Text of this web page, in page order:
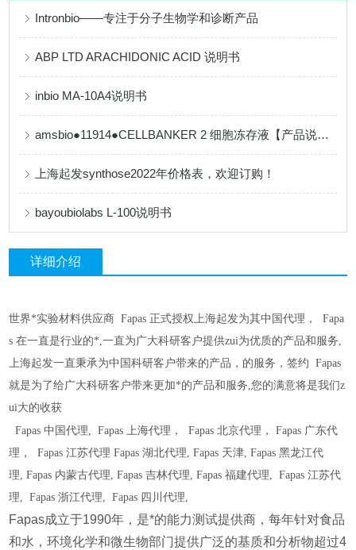
Intronbio——专注于分子生物学和诊断产品
ABP LTD ARACHIDONIC ACID 说明书
inbio MA-10A4说明书
amsbio●11914●CELLBANKER 2 细胞冻存液【产品说明书】
上海起发synthose2022年价格表，欢迎订购！
bayoubiolabs L-100说明书
详细介绍
世界*实验材料供应商 Fapas 正式授权上海起发为其中国代理，
Fapa
s在一直是行业的*,一直为广大科研客户提供zui为优质的产品和服务,
上海起发一直秉承为中国科研客户带来的产品，的服务，签约 Fapas
就是为了给广大科研客户带来更加*的产品和服务,您的满意将是我们z
ui大的收获
Fapas中国代理, Fapas上海代理， Fapas北京代理， Fapas 广东代
理，
Fapas江苏代理 Fapas湖北代理, Fapas 天津, Fapas黑龙江代
理, Fapas 内蒙古代理, Fapas吉林代理, Fapas福建代理, Fapas江苏代
理, Fapas浙江代理, Fapas 四川代理,
Fapas成立于1990年，是*的能力测试提供商，每年针对食品
和水，环境化学和微生物部门提供广泛的基质和分析物超过4